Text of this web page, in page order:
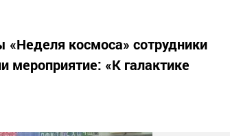
космоса» сотрудники
мероприятие: «К галактике